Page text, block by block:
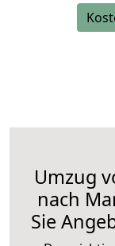
Umzug
nach
Sie